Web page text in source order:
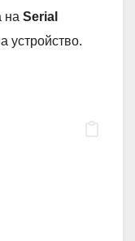
на Serial
устройство.